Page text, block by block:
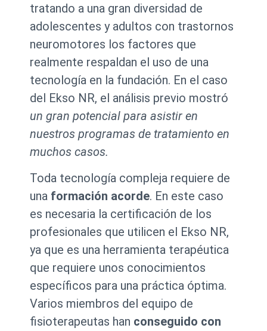
tratando a una gran diversidad de
adolescentes y adultos con trastornos
neuromotores los factores que
realmente respaldan el uso de una
tecnología en la fundación. En el caso
del Ekso NR, el análisis previo mostró
un gran potencial para asistir en
nuestros programas de tratamiento en
muchos casos.
Toda tecnología compleja requiere de
una formación acorde. En este caso
es necesaria la certificación de los
profesionales que utilicen el Ekso NR,
ya que es una herramienta terapéutica
que requiere unos conocimientos
específicos para una práctica óptima.
Varios miembros del equipo de
fisioterapeutas han conseguido con